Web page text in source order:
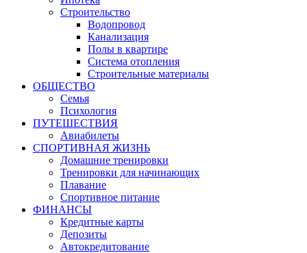
Строительство
Водопровод
Канализация
Полы в квартире
Система отопления
Строительные материалы
ОБЩЕСТВО
Семья
Психология
ПУТЕШЕСТВИЯ
Авиабилеты
СПОРТИВНАЯ ЖИЗНЬ
Домашние тренировки
Тренировки для начинающих
Плавание
Спортивное питание
ФИНАНСЫ
Кредитные карты
Депозиты
Автокредитование